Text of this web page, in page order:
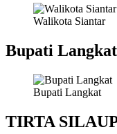
Walikota Siantar
Bupati Langkat
Bupati Langkat
TIRTA